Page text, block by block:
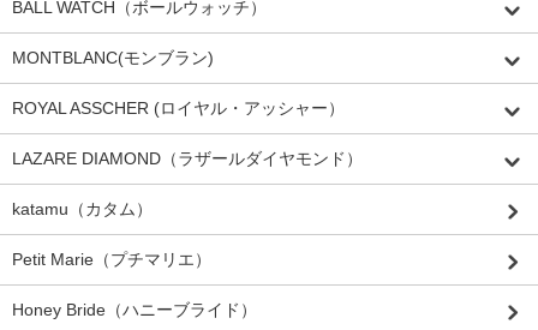
BALL WATCH（ボールウォッチ）
MONTBLANC(モンブラン)
ROYAL ASSCHER (ロイヤル・アッシャー）
LAZARE DIAMOND（ラザールダイヤモンド）
katamu（カタム）
Petit Marie（プチマリエ）
Honey Bride（ハニーブライド）